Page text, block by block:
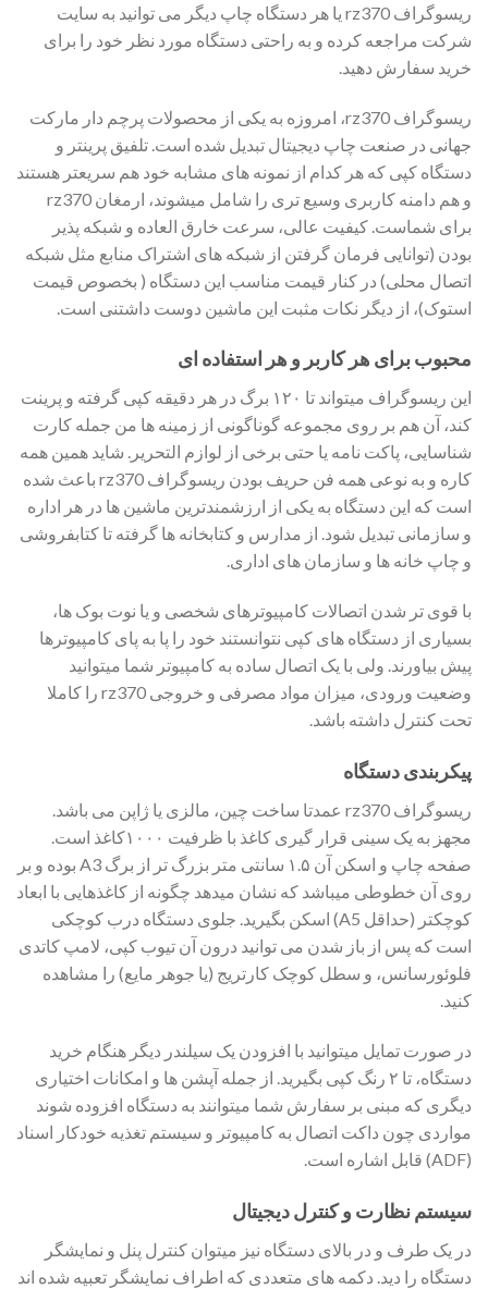
ریسوگراف rz370 یا هر دستگاه چاپ دیگر می توانید به سایت
شرکت مراجعه کرده و به راحتی دستگاه مورد نظر خود را برای
خرید سفارش دهید.
ریسوگراف rz370، امروزه به یکی از محصولات پرچم دار مارکت
جهانی در صنعت چاپ دیجیتال تبدیل شده است. تلفیق پرینتر و
دستگاه کپی که هر کدام از نمونه های مشابه خود هم سریعتر هستند
و هم دامنه کاربری وسیع تری را شامل میشوند، ارمغان rz370
برای شماست. کیفیت عالی، سرعت خارق العاده و شبکه پذیر
بودن (توانایی فرمان گرفتن از شبکه های اشتراک منابع مثل شبکه
اتصال محلی) در کنار قیمت مناسب این دستگاه ( بخصوص قیمت
استوک)، از دیگر نکات مثبت این ماشین دوست داشتنی است.
محبوب برای هر کاربر و هر استفاده ای
این ریسوگراف میتواند تا ۱۲۰ برگ در هر دقیقه کپی گرفته و پرینت
کند، آن هم بر روی مجموعه گوناگونی از زمینه ها من جمله کارت
شناسایی، پاکت نامه یا حتی برخی از لوازم التحریر. شاید همین همه
کاره و به نوعی همه فن حریف بودن ریسوگراف rz370 باعث شده
است که این دستگاه به یکی از ارزشمندترین ماشین ها در هر اداره
و سازمانی تبدیل شود. از مدارس و کتابخانه ها گرفته تا کتابفروشی
و چاپ خانه ها و سازمان های اداری.
با قوی تر شدن اتصالات کامپیوترهای شخصی و یا نوت بوک ها،
بسیاری از دستگاه های کپی نتوانستند خود را پا به پای کامپیوترها
پیش بیاورند. ولی با یک اتصال ساده به کامپیوتر شما میتوانید
وضعیت ورودی، میزان مواد مصرفی و خروجی rz370 را کاملا
تحت کنترل داشته باشد.
پیکربندی دستگاه
ریسوگراف rz370 عمدتا ساخت چین، مالزی یا ژاپن می باشد.
مجهز به یک سینی قرار گیری کاغذ با ظرفیت ۱۰۰۰کاغذ است.
صفحه چاپ و اسکن آن ۱.۵ سانتی متر بزرگ تر از برگ A3 بوده و بر
روی آن خطوطی میباشد که نشان میدهد چگونه از کاغذهایی با ابعاد
کوچکتر (حداقل A5) اسکن بگیرید. جلوی دستگاه درب کوچکی
است که پس از باز شدن می توانید درون آن تیوب کپی، لامپ کاتدی
فلوئورسانس، و سطل کوچک کارتریج (یا جوهر مایع) را مشاهده
کنید.
در صورت تمایل میتوانید با افزودن یک سیلندر دیگر هنگام خرید
دستگاه، تا ۲ رنگ کپی بگیرید. از جمله آپشن ها و امکانات اختیاری
دیگری که مبنی بر سفارش شما میتوانند به دستگاه افزوده شوند
مواردی چون داکت اتصال به کامپیوتر و سیستم تغذیه خودکار اسناد
(ADF) قابل اشاره است.
سیستم نظارت و کنترل دیجیتال
در یک طرف و در بالای دستگاه نیز میتوان کنترل پنل و نمایشگر
دستگاه را دید. دکمه های متعددی که اطراف نمایشگر تعبیه شده اند